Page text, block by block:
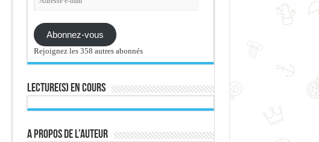
Abonnez-vous
Rejoignez les 358 autres abonnés
Lecture(s) en cours
A propos de l’auteur